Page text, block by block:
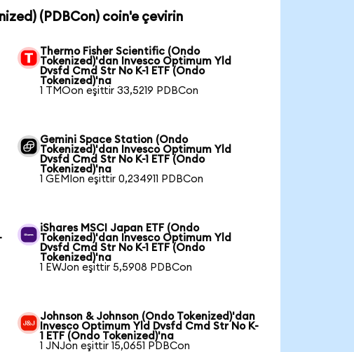
(PDBCon) coin'e çevirin
Thermo Fisher Scientific (Ondo
Tokenized)'dan Invesco Optimum Yld
Dvsfd Cmd Str No K-1 ETF (Ondo
Tokenized)'na
1 TMOon eşittir 33,5219 PDBCon
Gemini Space Station (Ondo
Tokenized)'dan Invesco Optimum Yld
Dvsfd Cmd Str No K-1 ETF (Ondo
Tokenized)'na
1 GEMIon eşittir 0,234911 PDBCon
iShares MSCI Japan ETF (Ondo
Tokenized)'dan Invesco Optimum Yld
Dvsfd Cmd Str No K-1 ETF (Ondo
Tokenized)'na
1 EWJon eşittir 5,5908 PDBCon
Johnson & Johnson (Ondo Tokenized)'dan
Invesco Optimum Yld Dvsfd Cmd Str No K-
1 ETF (Ondo Tokenized)'na
1 JNJon eşittir 15,0651 PDBCon